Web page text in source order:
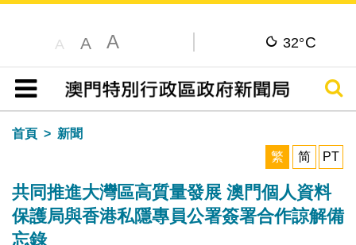
A A A 32°C
目錄
搜尋
首頁
新聞
繁
简 PT
共同推進大灣區高質量發展 澳門個人資料
保護局與香港私隱專員公署簽署合作諒解備
忘錄